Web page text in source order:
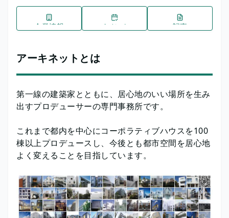
企業情報 イベント 記事
アーキネットとは
第一線の建築家とともに、居心地のいい場所を生み
出すプロデューサーの専門事務所です。
これまで都内を中心にコーポラティブハウスを100
棟以上プロデュースし、今後とも都市空間を居心地
よく変えることを目指しています。